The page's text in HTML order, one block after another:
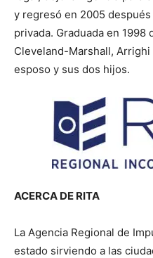
y regresó en 2005
privada. Graduada en 1998
Cleveland-Marshall,
esposo y sus dos hijos.
ACERCA DE RITA
La Agencia Regional de
estado sirviendo a las